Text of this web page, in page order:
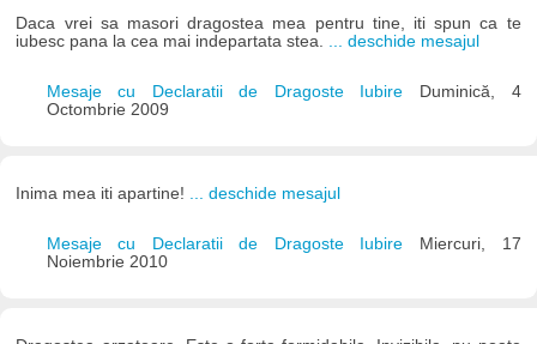
Daca vrei sa masori dragostea mea pentru tine, iti spun ca te
iubesc pana la cea mai indepartata stea. ... deschide mesajul
Mesaje cu Declaratii de Dragoste Iubire
Duminică, 4
Octombrie 2009
Inima mea iti apartine! ... deschide mesajul
Mesaje cu Declaratii de Dragoste Iubire
Miercuri, 17
Noiembrie 2010